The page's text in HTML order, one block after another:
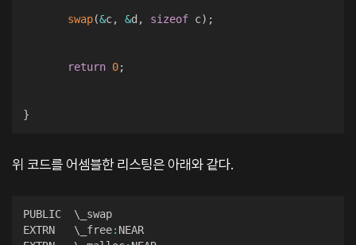
swap(&c, &d , sizeof c) ;
return 0;
}
위 코드를 어셈블한 리스팅은 아래와 같다.
PUBLIC  \_swap
EXTRN   \_free: NEAR